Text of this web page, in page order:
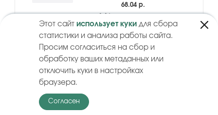
Этот сайт использует куки для сбора
статистики и анализа работы сайта.
Просим согласиться на сбор и
обработку ваших метаданных или
отключить куки в настройках
браузера.
Согласен
68.04 р.
В корзину
NE65 Sea (морской) 18L (11 мм)